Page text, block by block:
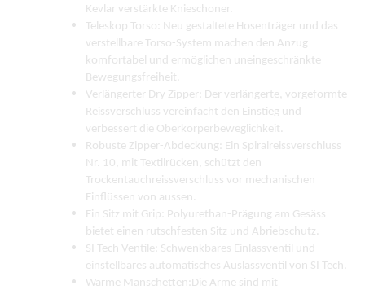
Kevlar verstärkte Knieschoner.
Teleskop Torso: Neu gestaltete Hosenträger und das
verstellbare Torso-System machen den Anzug
komfortabel und ermöglichen uneingeschränkte
Bewegungsfreiheit.
Verlängerter Dry Zipper: Der verlängerte, vorgeformte
Reissverschluss vereinfacht den Einstieg und
verbessert die Oberkörperbeweglichkeit.
Robuste Zipper-Abdeckung: Ein Spiralreissverschluss
Nr. 10, mit Textilrücken, schützt den
Trockentauchreissverschluss vor mechanischen
Einflüssen von aussen.
Ein Sitz mit Grip: Polyurethan-Prägung am Gesäss
bietet einen rutschfesten Sitz und Abriebschutz.
SI Tech Ventile: Schwenkbares Einlassventil und
einstellbares automatisches Auslassventil von SI Tech.
Warme Manschetten:Die Arme sind mit